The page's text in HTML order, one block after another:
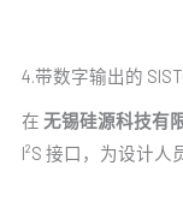
4.带数字输出的
在 无锡硅源科技有
I²S 接口，为设计人